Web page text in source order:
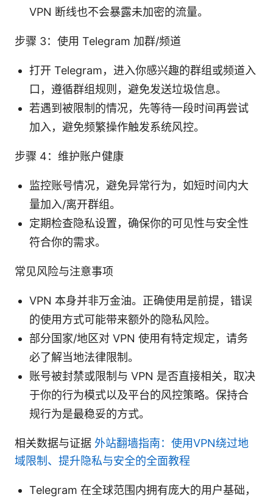
VPN 断线也不会暴露未加密的流量。
步骤 3：使用 Telegram 加群/频道
打开 Telegram，进入你感兴趣的群组或频道入
口，遵循群组规则，避免发送垃圾信息。
若遇到被限制的情况，先等待一段时间再尝试
加入，避免频繁操作触发系统风控。
步骤 4：维护账户健康
监控账号情况，避免异常行为，如短时间内大
量加入/离开群组。
定期检查隐私设置，确保你的可见性与安全性
符合你的需求。
常见风险与注意事项
VPN 本身并非万金油。正确使用是前提，错误
的使用方式可能带来额外的隐私风险。
部分国家/地区对 VPN 使用有特定规定，请务
必了解当地法律限制。
账号被封禁或限制与 VPN 是否直接相关，取决
于你的行为模式以及平台的风控策略。保持合
规行为是最稳妥的方式。
相关数据与证据 外站翻墙指南：使用VPN绕过地
域限制、提升隐私与安全的全面教程
Telegram 在全球范围内拥有庞大的用户基础，